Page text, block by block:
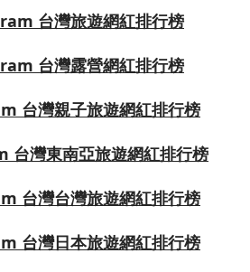
台灣旅遊網紅排行榜
台灣露營網紅排行榜
台灣親子旅遊網紅排行榜
灣東南亞旅遊網紅排行榜
台灣台灣旅遊網紅排行榜
台灣日本旅遊網紅排行榜